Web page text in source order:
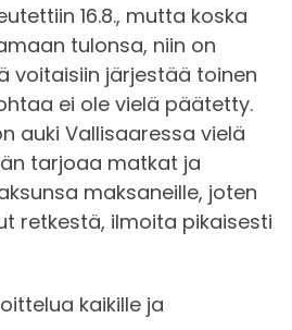
16.8., mutta koska
tulonsa, niin on
voitaisiin järjestää toinen
ei ole vielä päätetty.
auki Vallisaaressa vielä
tarjoaa matkat ja
maksaneille, joten
retkestä, ilmoita pikaisesti
kaikille ja